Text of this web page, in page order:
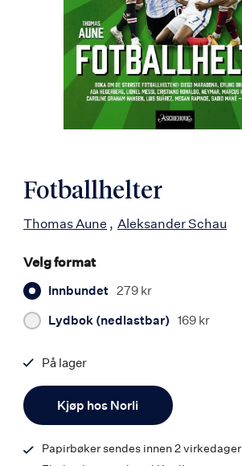
Fotballhelter
Thomas Aune Aleksander Schau
Velg format
Innbundet 279 kr
Lydbok (nedlastbar) 169 kr
Kjøp hos Norli
På lager
9788203369179
Papirbøker sendes innen 2 virkedager